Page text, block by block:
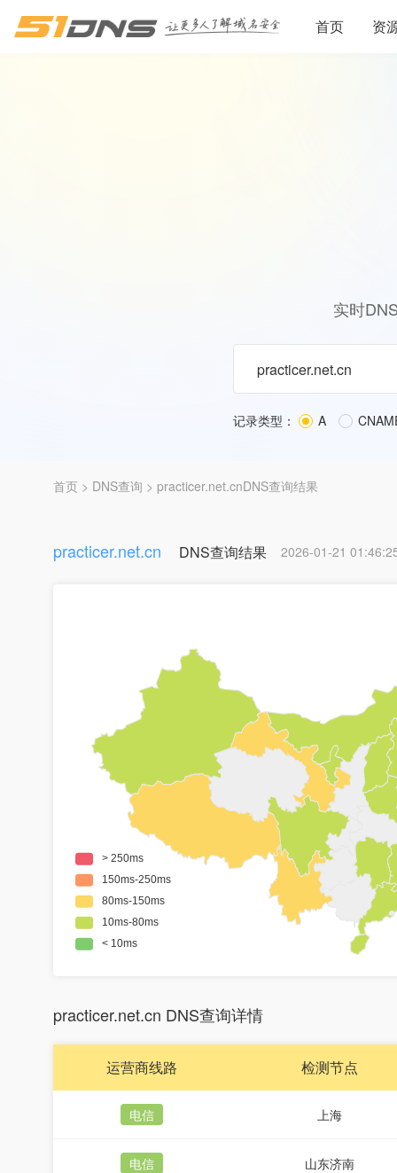
首页 资
实时
记录类型： A
首页 > DNS查询 > practicer.net.cnDNS查询结果
practicer.net.cn DNS查询结果 2026-01-21
practicer.net.cn DNS查询详情
运营商线路 检测节点
电信 上海
电信 山东济南